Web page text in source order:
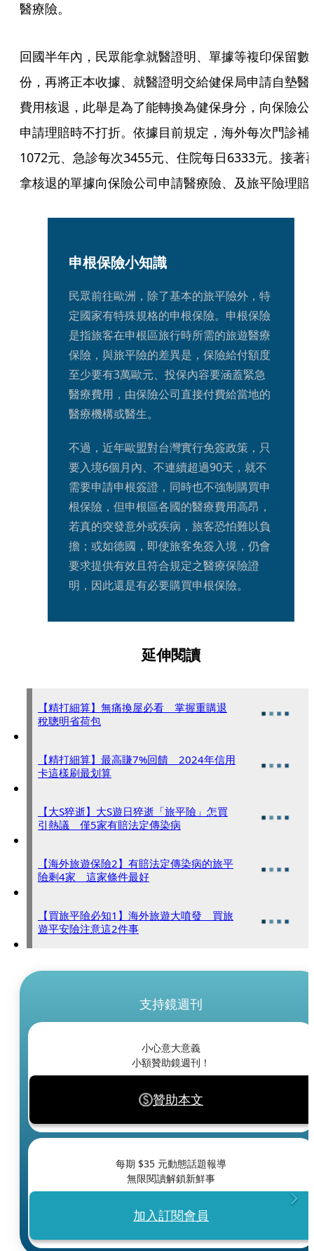
醫療險。
回國半年內，民眾能拿就醫證明、單據等複印保留數
份，再將正本收據、就醫證明交給健保局申請自墊醫
費用核退，此舉是為了能轉換為健保身分，向保險公
申請理賠時不打折。依據目前規定，海外每次門診補
1072元、急診每次3455元、住院每日6333元。接著
拿核退的單據向保險公司申請醫療險、及旅平險理賠
申根保險小知識
民眾前往歐洲，除了基本的旅平險外，特
定國家有特殊規格的申根保險。申根保險
是指旅客在申根區旅行時所需的旅遊醫療
保險，與旅平險的差異是，保險給付額度
至少要有3萬歐元、投保內容要涵蓋緊急
醫療費用，由保險公司直接付費給當地的
醫療機構或醫生。
不過，近年歐盟對台灣實行免簽政策，只
要入境6個月內、不連續超過90天，就不
需要申請申根簽證，同時也不強制購買申
根保險，但申根區各國的醫療費用高昂，
若真的突發意外或疾病，旅客恐怕難以負
擔；或如德國，即使旅客免簽入境，仍會
要求提供有效且符合規定之醫療保險證
明，因此還是有必要購買申根保險。
延伸閱讀
【精打細算】無痛換屋必看 掌握重購退
稅聰明省荷包
【精打細算】最高賺7%回饋 2024年信用
卡這樣刷最划算
【大S猝逝】大S遊日猝逝「旅平險」怎買
引熱議 僅5家有賠法定傳染病
【海外旅遊保險2】有賠法定傳染病的旅平
險剩4家 這家條件最好
【買旅平險必知1】海外旅遊大噴發 買旅
遊平安險注意這2件事
支持鏡週刊
小心意大意義
小額贊助鏡週刊！
贊助本文
每期 $35 元動態話題報導
無限閱讀解鎖新鮮事
加入訂閱會員